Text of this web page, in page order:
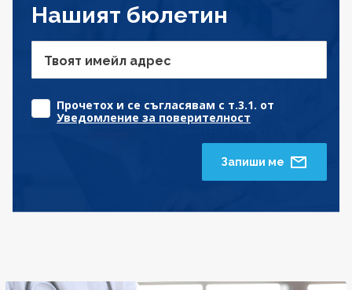
Нашият бюлетин
Твоят имейл адрес
Прочетох и се съгласявам с т.3.1. от
Уведомление за поверителност
Запиши ме